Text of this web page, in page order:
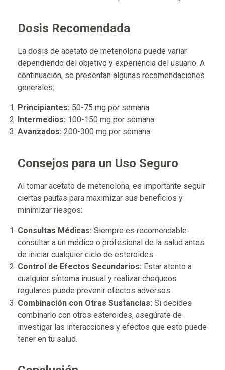
Dosis Recomendada
La dosis de acetato de metenolona puede variar
dependiendo del objetivo y experiencia del usuario. A
continuación, se presentan algunas recomendaciones
generales:
Principiantes: 50-75 mg por semana.
Intermedios: 100-150 mg por semana.
Avanzados: 200-300 mg por semana.
Consejos para un Uso Seguro
Al tomar acetato de metenolona, es importante seguir
ciertas pautas para maximizar sus beneficios y
minimizar riesgos:
Consultas Médicas: Siempre es recomendable
consultar a un médico o profesional de la salud antes
de iniciar cualquier ciclo de esteroides.
Control de Efectos Secundarios: Estar atento a
cualquier síntoma inusual y realizar chequeos
regulares puede prevenir efectos adversos.
Combinación con Otras Sustancias: Si decides
combinarlo con otros esteroides, asegúrate de
investigar las interacciones y efectos que esto puede
tener en tu salud.